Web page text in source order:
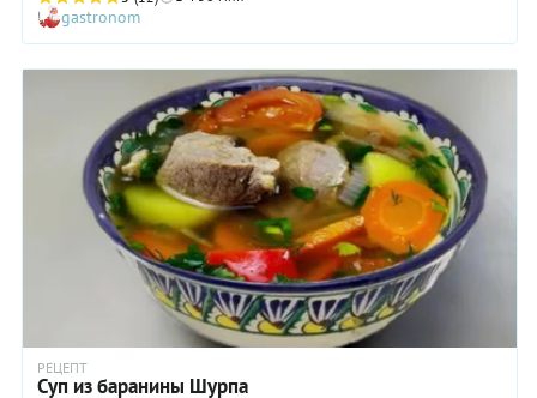
зеленые искры зелени, большие желтые горошины нута. И
все это в прозрачнейшем янтарном бульоне. Главное
отличие шурпы от всех других супов – особый ритуал
приготовления. Если уж готовить первое, то обязательно в
большом количестве и в толстостенной посуде. Потому что
очень важно добиться режима томления бульона без следов
кипения. А в маленькой кастрюле с тонкими стенками и
дном это сделать весьма проблематично. Поэтому в
Узбекистане принято готовить шурпу в казане. Особенно
вкусной она получается на живом огне, на дровах. Поэтому
нохат шурпа станет настоящим подарком для вас на дачном
gastronom
РЕЦЕПТ
Суп из баранины Шурпа